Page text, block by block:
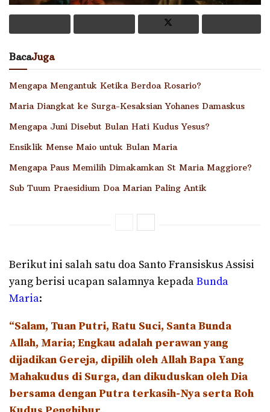
BacaJuga
Mengapa Mengantuk Ketika Berdoa Rosario?
Maria Diangkat ke Surga-Kesaksian Yohanes Damaskus
Mengapa Juni Disebut Bulan Hati Kudus Yesus?
Ensiklik Mense Maio untuk Bulan Maria
Mengapa Paus Memilih Dimakamkan St Maria Maggiore?
Sub Tuum Praesidium Doa Marian Paling Antik
Berikut ini salah satu doa Santo Fransiskus Assisi
yang berisi ucapan salamnya kepadaBunda
Maria:
“Salam, Tuan Putri, Ratu Suci, Santa Bunda
Allah, Maria; Engkau adalah perawan yang
dijadikan Gereja, dipilih oleh Allah Bapa Yang
Mahakudus di Surga, dan dikuduskan oleh Dia
bersama dengan Putra terkasih-Nya serta Roh